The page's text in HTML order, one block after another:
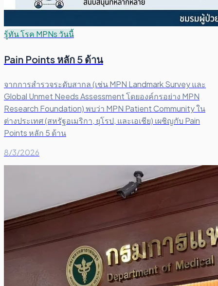
รู้ทัน โรค MPNs วันนี้
Pain Points หลัก 5 ด้าน
จากการสำรวจระดับสากล (เช่น MPN Landmark Survey และ
Global Unmet Needs Assessment โดยองค์กรอย่าง MPN
Research Foundation) พบว่า MPN Patient Community ใน
ต่างประเทศ (สหรัฐอเมริกา, ยุโรป, และเอเชีย) เผชิญกับ Pain
Points หลัก 5 ด้าน
8/3/2026